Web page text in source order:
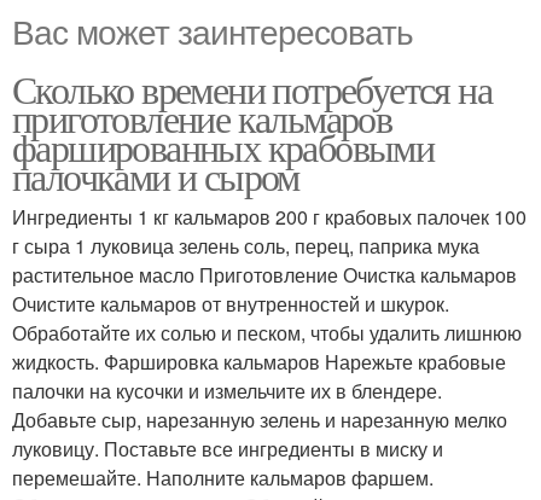
Вас может заинтересовать
Сколько времени потребуется на
приготовление кальмаров
фаршированных крабовыми
палочками и сыром
Ингредиенты 1 кг кальмаров 200 г крабовых палочек 100
г сыра 1 луковица зелень соль, перец, паприка мука
растительное масло Приготовление Очистка кальмаров
Очистите кальмаров от внутренностей и шкурок.
Обработайте их солью и песком, чтобы удалить лишнюю
жидкость. Фаршировка кальмаров Нарежьте крабовые
палочки на кусочки и измельчите их в блендере.
Добавьте сыр, нарезанную зелень и нарезанную мелко
луковицу. Поставьте все ингредиенты в миску и
перемешайте. Наполните кальмаров фаршем.